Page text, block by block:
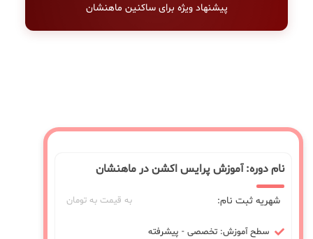
پیشنهاد ویژه برای ساکنین ماهنشان
نام دوره: آموزش پرایس اکشن در ماهنشان
شهریه ثبت نام: به قیمت به تومان
سطح آموزش: تخصصی - پیشرفته